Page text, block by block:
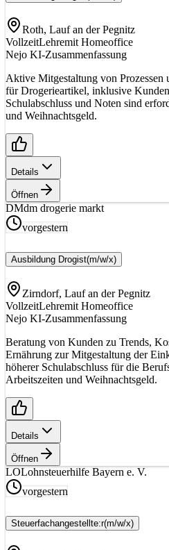
Roth, Lauf an der Pegnitz
VollzeitLehremit Homeoffice
Nejo KI-Zusammenfassung
Aktive Mitgestaltung von Prozessen
für Drogerieartikel, inklusive
Schulabschluss und Noten sind
und Weihnachtsgeld.
Details
Öffnen
DMdm drogerie markt
vorgestern
Ausbildung Drogist(m/w/x)
Zirndorf, Lauf an der Pegnitz
VollzeitLehremit Homeoffice
Nejo KI-Zusammenfassung
Beratung von Kunden zu Trends,
Ernährung zur Mitgestaltung der
höherer Schulabschluss für die
Arbeitszeiten und Weihnachtsgeld.
Details
Öffnen
LOLohnsteuerhilfe Bayern e. V.
vorgestern
Steuerfachangestellte:r(m/w/x)